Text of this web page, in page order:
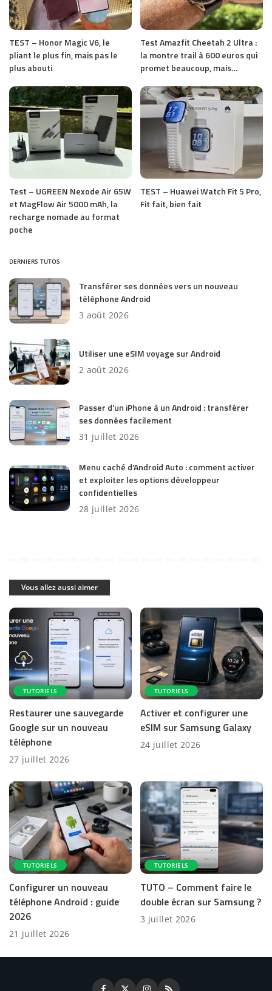
TEST – Honor Magic V6, le
pliant le plus fin, mais pas le
plus abouti
Test Amazfit Cheetah 2 Ultra :
la montre trail à 600 euros qui
promet beaucoup, mais…
Test – UGREEN Nexode Air 65W
et MagFlow Air 5000 mAh, la
recharge nomade au format
poche
TEST – Huawei Watch Fit 5 Pro,
Fit fait, bien fait
DERNIERS TUTOS
Transférer ses données vers un nouveau
téléphone Android
3 août 2026
Utiliser une eSIM voyage sur Android
2 août 2026
Passer d’un iPhone à un Android : transférer
ses données facilement
31 juillet 2026
Menu caché d’Android Auto : comment activer
et exploiter les options développeur
confidentielles
28 juillet 2026
Vous allez aussi aimer
TUTORIELS
Restaurer une sauvegarde
Google sur un nouveau
téléphone
27 juillet 2026
TUTORIELS
Activer et configurer une
eSIM sur Samsung Galaxy
24 juillet 2026
TUTORIELS
Configurer un nouveau
téléphone Android : guide
2026
21 juillet 2026
TUTORIELS
TUTO – Comment faire le
double écran sur Samsung ?
3 juillet 2026